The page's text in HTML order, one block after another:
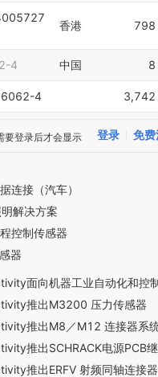
香港 798
4 中国 8
4 3,742
要登录后才会显示 登录 免
连接（汽车）
解决方案
控制传感器
器
面向机器工业自动化和控
推出M3200 压力传感器
推出M8／M12 连接器系
推出SCHRACK电源PCB
推出ERFV 射频同轴连接器